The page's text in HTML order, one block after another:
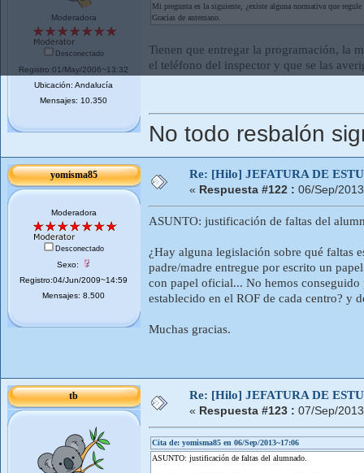
Moderadora
Desconectado
Registro:01/May/2006~13:32
Ubicación: Andalucía
Mensajes: 10.350
Mi pregunta es la siguiente, ¿existe alguna normativa que
Gracias de antemano.
Tienen que entregar la programación, la
el teléfono del inspector y que se las
No todo resbalón
yomisma85
Moderadora
Desconectado
Sexo:
Registro:04/Jun/2009~14:59
Mensajes: 8.500
Re: [Hilo] JEFATURA DE
« Respuesta #122 : 06/Sep/
ASUNTO: justificación de faltas del
¿Hay alguna legislación sobre qué faltas
padre/madre entregue por escrito un
con papel oficial... No hemos
establecido en el ROF de cada centro? y
Muchas gracias.
tb Re: [Hilo] JEFATURA DE
« Respuesta #123 : 07/Sep/
Cita de: yomisma85 en 06/Sep/2013~17:06
ASUNTO: justificación de faltas del alumnado.